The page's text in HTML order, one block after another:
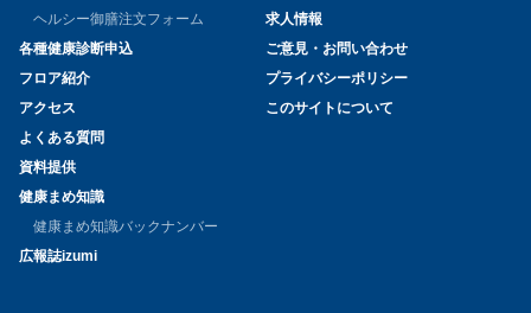
ヘルシー御膳注文フォーム
各種健康診断申込
フロア紹介
アクセス
よくある質問
資料提供
健康まめ知識
健康まめ知識バックナンバー
広報誌izumi
求人情報
ご意見・お問い合わせ
プライバシーポリシー
このサイトについて